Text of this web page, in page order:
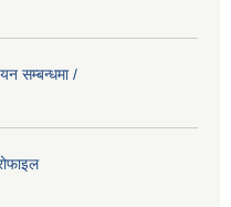
सम्बन्धमा /